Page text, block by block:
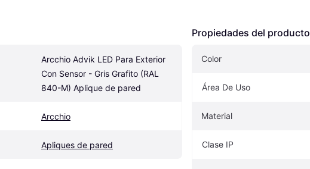
Arcchio Advik LED Para Exterior
Con Sensor - Gris Grafito (RAL
840-M) Aplique de pared
Arcchio
Apliques de pared
Propiedades del producto
Color
Área De Uso
Material
Clase IP